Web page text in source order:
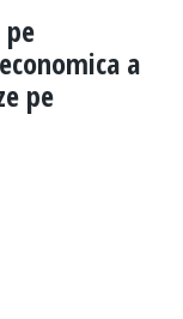
a
pe